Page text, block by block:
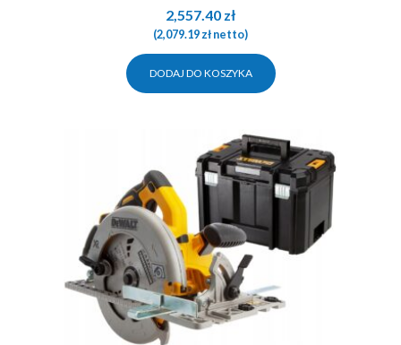
2,557.40 zł
(2,079.19złnetto)
DODAJ DO KOSZYKA